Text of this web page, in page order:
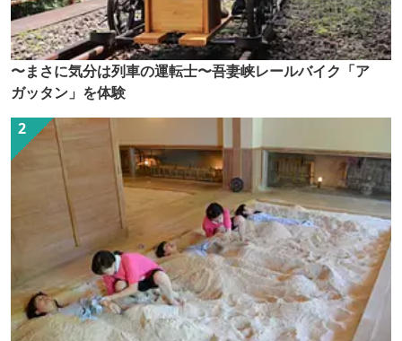
〜まさに気分は列車の運転士〜吾妻峡レールバイク「ア
ガッタン」を体験